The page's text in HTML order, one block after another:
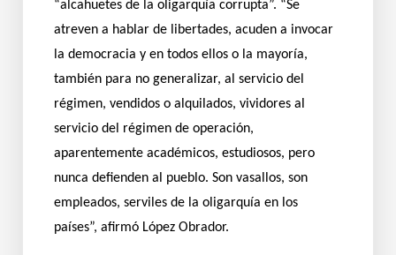
“alcahuetes de la oligarquía corrupta”. “Se
atreven a hablar de libertades, acuden a invocar
la democracia y en todos ellos o la mayoría,
también para no generalizar, al servicio del
régimen, vendidos o alquilados, vividores al
servicio del régimen de operación,
aparentemente académicos, estudiosos, pero
nunca defienden al pueblo. Son vasallos, son
empleados, serviles de la oligarquía en los
países”, afirmó López Obrador.